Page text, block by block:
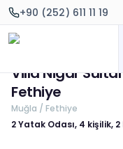
+90 (252) 611 11 19
Villa Nigar
Fethiye
Muğla / Fethiye
2 Yatak Odası, 4 kişilik,